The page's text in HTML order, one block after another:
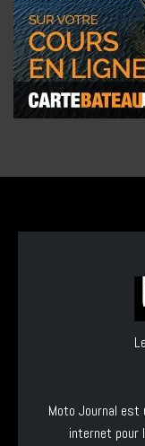
Moto Journal est
internet pour